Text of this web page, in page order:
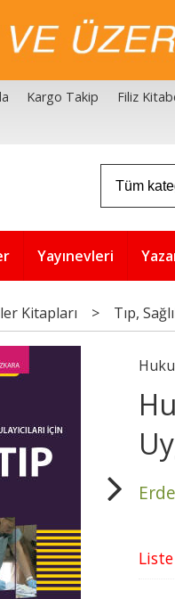
Kargo Takip Filiz
Yayınevleri
Kitapları > Tıp,